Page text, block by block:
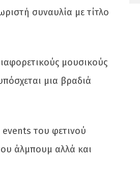
συναυλία με τίτλο
μουσικούς
μια βραδιά
events του φετινού
άλμπουμ αλλά και